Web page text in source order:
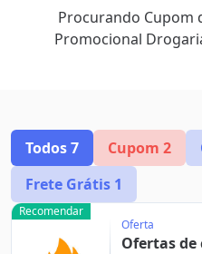
Procurando Cupom
Promocional
Todos7 Cupom 2
Frete Grátis 1
Recomendar
Oferta
Ofertas de